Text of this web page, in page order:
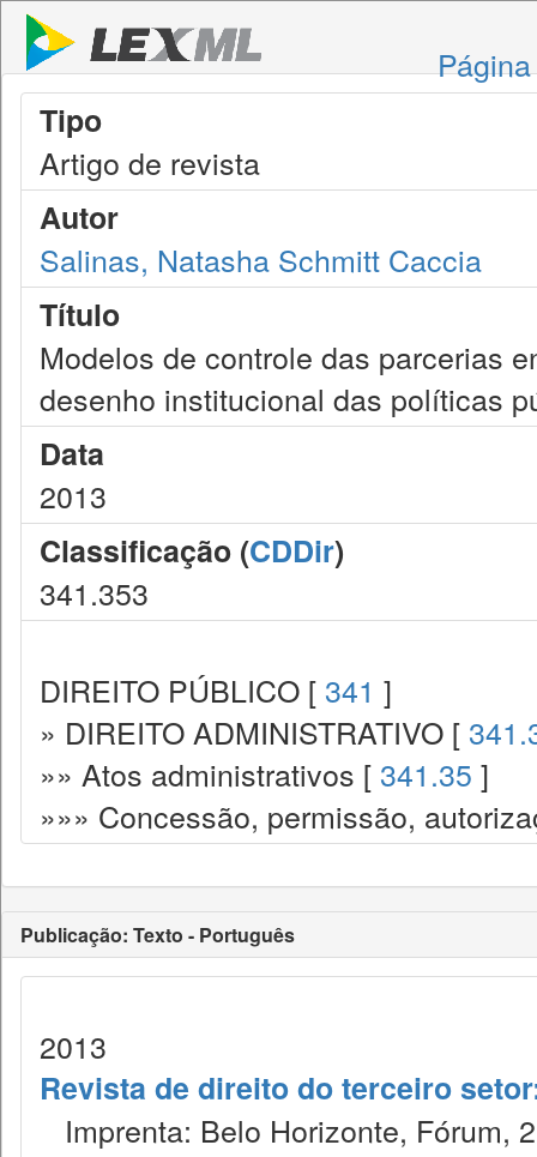
Tipo
Artigo de revista
Autor
Salinas, Natasha Schmitt Caccia
Título
Modelos de controle das parcerias
desenho institucional das políticas
Data
2013
Classificação (CDDir)
341.353
DIREITO PÚBLICO [ 341 ]
» DIREITO ADMINISTRATIVO [
»» Atos administrativos [ 341.35 ]
»»» Concessão, permissão,
Publicação: Texto - Português
2013
Revista de direito do terceiro
Imprenta: Belo Horizonte, Fórum,